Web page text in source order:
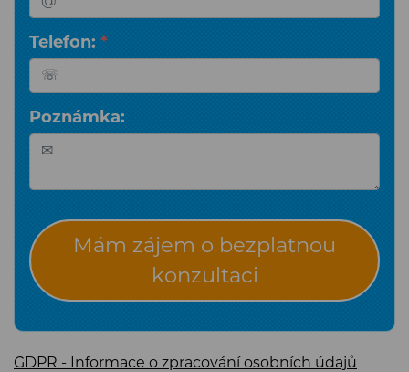
Telefon: *
Poznámka:
Mám zájem o bezplatnou
konzultaci
GDPR - Informace o zpracování osobních údajů